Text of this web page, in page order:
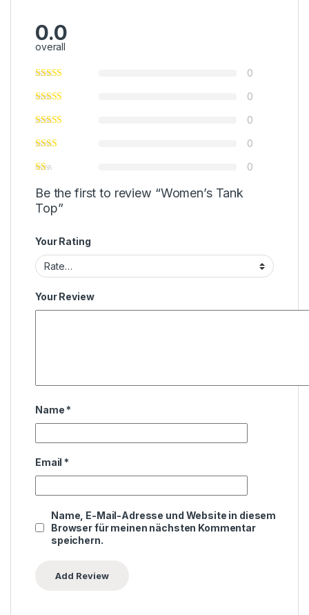
0.0
overall
0
0
0
0
0
Be the first to review “Women’s Tank
Top”
Your Rating
Your Review
Name *
Email *
Name, E-Mail-Adresse und Website in diesem
Browser für meinen nächsten Kommentar
speichern.